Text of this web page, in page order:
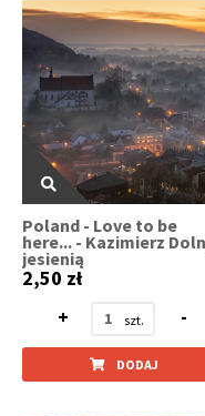
Poland - Love to be
here... - Kazimierz
jesienią
2,50 zł
+
-
DODAJ